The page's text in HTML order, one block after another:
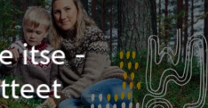
itse -